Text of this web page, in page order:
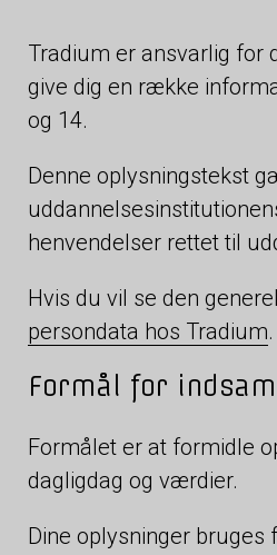
Tradium er ansvarlig for
give dig en række
og 14.
Denne oplysningstekst
henvendelser rettet til
Hvis du vil se den
persondata hos Tradium.
Formål for
Formålet er at formidle
dagligdag og værdier.
Dine oplysninger